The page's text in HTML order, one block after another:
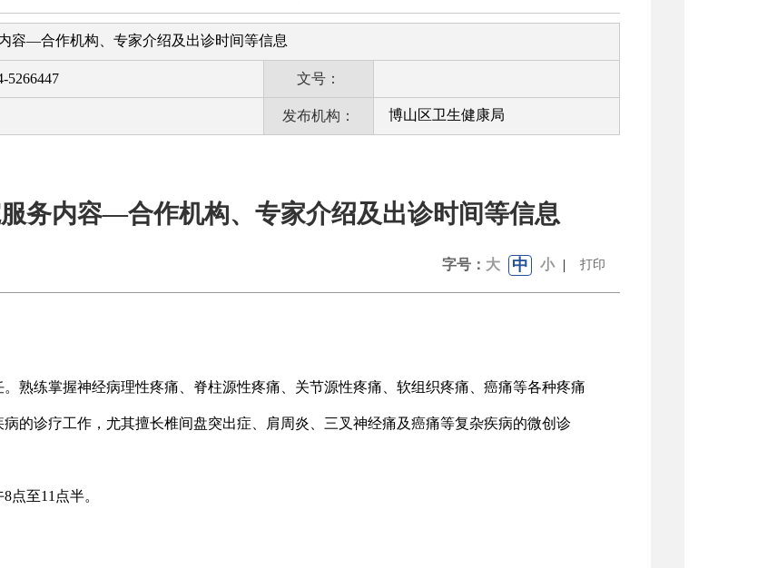
容—合作机构、专家介绍及出诊时间等信息
5266447 文号：
发布机构： 博山区卫生健康局
务内容—合作机构、专家介绍及出诊时间等信息
字号： 大 中 小 | 打印
熟练掌握神经病理性疼痛、脊柱源性疼痛、关节源性疼痛、软组织疼痛、癌痛等各种疼痛
的诊疗工作，尤其擅长椎间盘突出症、肩周炎、三叉神经痛及癌痛等复杂疾病的微创诊
点至11点半。